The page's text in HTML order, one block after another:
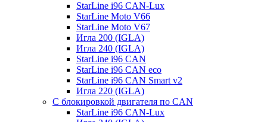
StarLine i96 CAN-Lux
StarLine Moto V66
StarLine Moto V67
Игла 200 (IGLA)
Игла 240 (IGLA)
StarLine i96 CAN
StarLine i96 CAN eco
StarLine i96 CAN Smart v2
Игла 220 (IGLA)
С блокировкой двигателя по CAN
StarLine i96 CAN-Lux